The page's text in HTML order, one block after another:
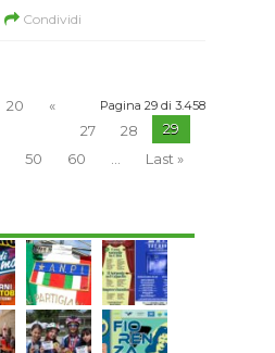
Condividi
Pagina 29 di 3.458
20
«
27
28
29
50 60 Last »